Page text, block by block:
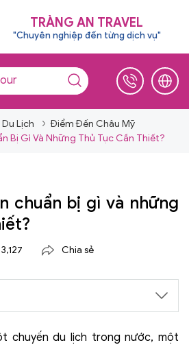
TRÀNG AN TRAVEL
"Chuyên nghiệp đến từng dịch vụ"
Lịch
Điểm Đến Châu Mỹ
Bị Gì Và Những Thủ Tục Cần Thiết?
chuẩn bị gì và những
3,127 Chia sẻ
chuyến du lịch trong nước, một